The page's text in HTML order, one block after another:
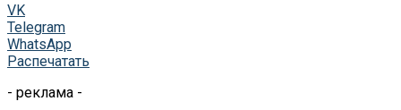
VK
Telegram
WhatsApp
Распечатать
- реклама -